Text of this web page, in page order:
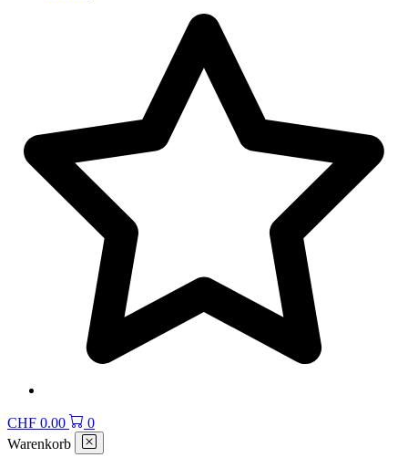
CHF 0.00
0
Warenkorb